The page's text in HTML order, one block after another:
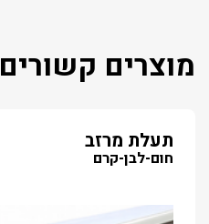
מוצרים קשורים
תעלת מרזב
חום-לבן-קרם